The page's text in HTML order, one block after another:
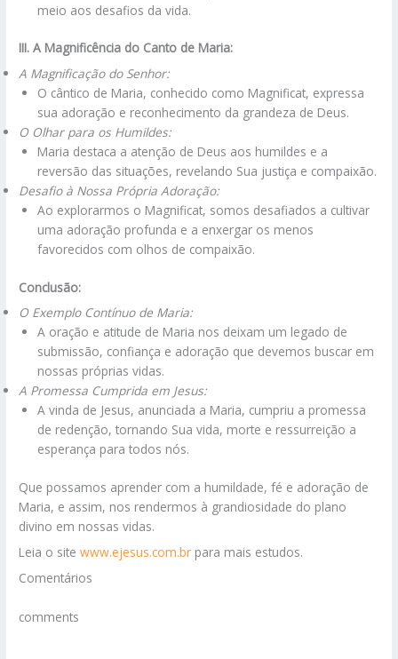
meio aos desafios da vida.
III. A Magnificência do Canto de Maria:
A Magnificação do Senhor:
O cântico de Maria, conhecido como Magnificat, expressa
sua adoração e reconhecimento da grandeza de Deus.
O Olhar para os Humildes:
Maria destaca a atenção de Deus aos humildes e a
reversão das situações, revelando Sua justiça e compaixão.
Desafio à Nossa Própria Adoração:
Ao explorarmos o Magnificat, somos desafiados a cultivar
uma adoração profunda e a enxergar os menos
favorecidos com olhos de compaixão.
Conclusão:
O Exemplo Contínuo de Maria:
A oração e atitude de Maria nos deixam um legado de
submissão, confiança e adoração que devemos buscar em
nossas próprias vidas.
A Promessa Cumprida em Jesus:
A vinda de Jesus, anunciada a Maria, cumpriu a promessa
de redenção, tornando Sua vida, morte e ressurreição a
esperança para todos nós.
Que possamos aprender com a humildade, fé e adoração de
Maria, e assim, nos rendermos à grandiosidade do plano
divino em nossas vidas.
Leia o sitewww.ejesus.com.br para mais estudos.
Comentários
comments